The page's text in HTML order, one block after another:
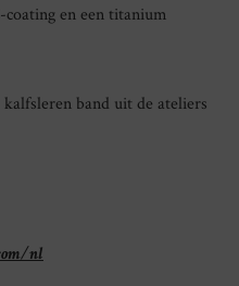
en een titanium
band uit de ateliers
nl